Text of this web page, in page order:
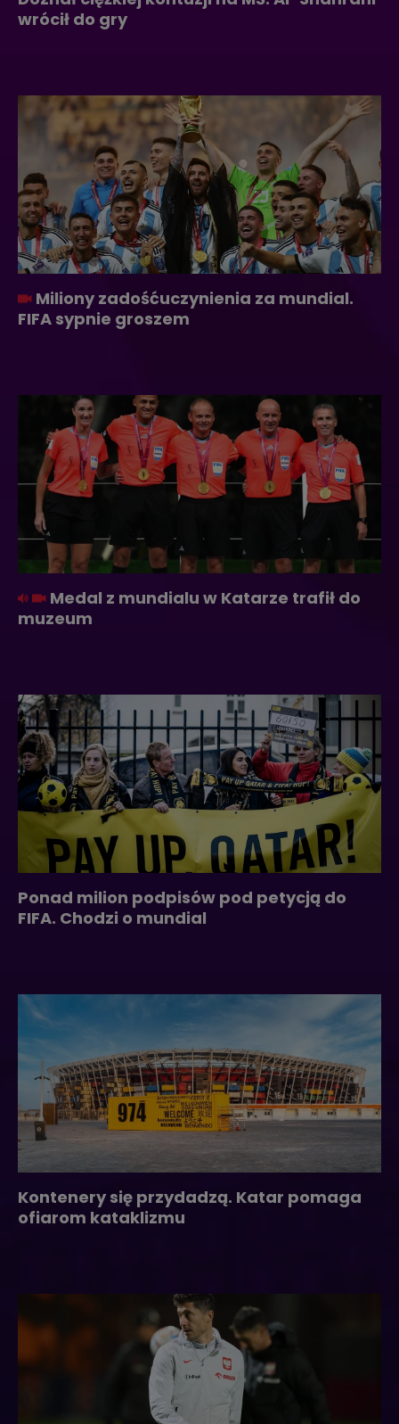
wrócił do gry
Miliony zadośćuczynienia za mundial.
FIFA sypnie groszem
Medal z mundialu w Katarze trafił do
muzeum
Ponad milion podpisów pod petycją do
FIFA. Chodzi o mundial
Kontenery się przydadzą. Katar pomaga
ofiarom kataklizmu